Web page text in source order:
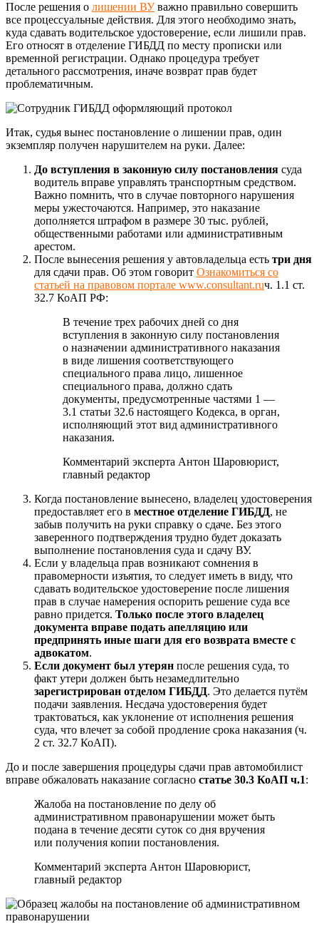
После решения о лишении ВУважно правильно совершить
все процессуальные действия. Для этого необходимо знать,
куда сдавать водительское удостоверение, если лишили прав.
Его относят в отделение ГИБДД по месту прописки или
временной регистрации. Однако процедура требует
детального рассмотрения, иначе возврат прав будет
проблематичным.
Итак, судья вынес постановление о лишении прав, один
экземпляр получен нарушителем на руки. Далее:
До вступления в законную силу постановления суда
водитель вправе управлять транспортным средством.
Важно помнить, что в случае повторного нарушения
меры ужесточаются. Например, это наказание
дополняется штрафом в размере 30 тыс. рублей,
общественными работами или административным
арестом.
После вынесения решения у автовладельца есть три дня
для сдачи прав. Об этом говорит Ознакомиться со
статьей на правовом портале www.consultant.ruч. 1.1 ст.
32.7 КоАП РФ:
В течение трех рабочих дней со дня
вступления в законную силу постановления
о назначении административного наказания
в виде лишения соответствующего
специального права лицо, лишенное
специального права, должно сдать
документы, предусмотренные частями 1 —
3.1 статьи 32.6 настоящего Кодекса, в орган,
исполняющий этот вид административного
наказания.
Комментарий эксперта Антон Шаровюрист,
главный редактор
Когда постановление вынесено, владелец удостоверения
предоставляет его в местное отделение ГИБДД, не
забыв получить на руки справку о сдаче. Без этого
заверенного подтверждения трудно будет доказать
выполнение постановления суда и сдачу ВУ.
Если у владельца прав возникают сомнения в
правомерности изъятия, то следует иметь в виду, что
сдавать водительское удостоверение после лишения
прав в случае намерения оспорить решение суда все
равно придется. Только после этого владелец
документа вправе подать апелляцию или
предпринять иные шаги для его возврата вместе с
адвокатом.
Если документ был утерян после решения суда, то
факт утери должен быть незамедлительно
зарегистрирован отделом ГИБДД. Это делается путём
подачи заявления. Несдача удостоверения будет
трактоваться, как уклонение от исполнения решения
суда, что влечет за собой продление срока наказания (ч.
2 ст. 32.7 КоАП).
До и после завершения процедуры сдачи прав автомобилист
вправе обжаловать наказание согласно статье 30.3 КоАП ч.1:
Жалоба на постановление по делу об
административном правонарушении может быть
подана в течение десяти суток со дня вручения
или получения копии постановления.
Комментарий эксперта Антон Шаровюрист,
главный редактор